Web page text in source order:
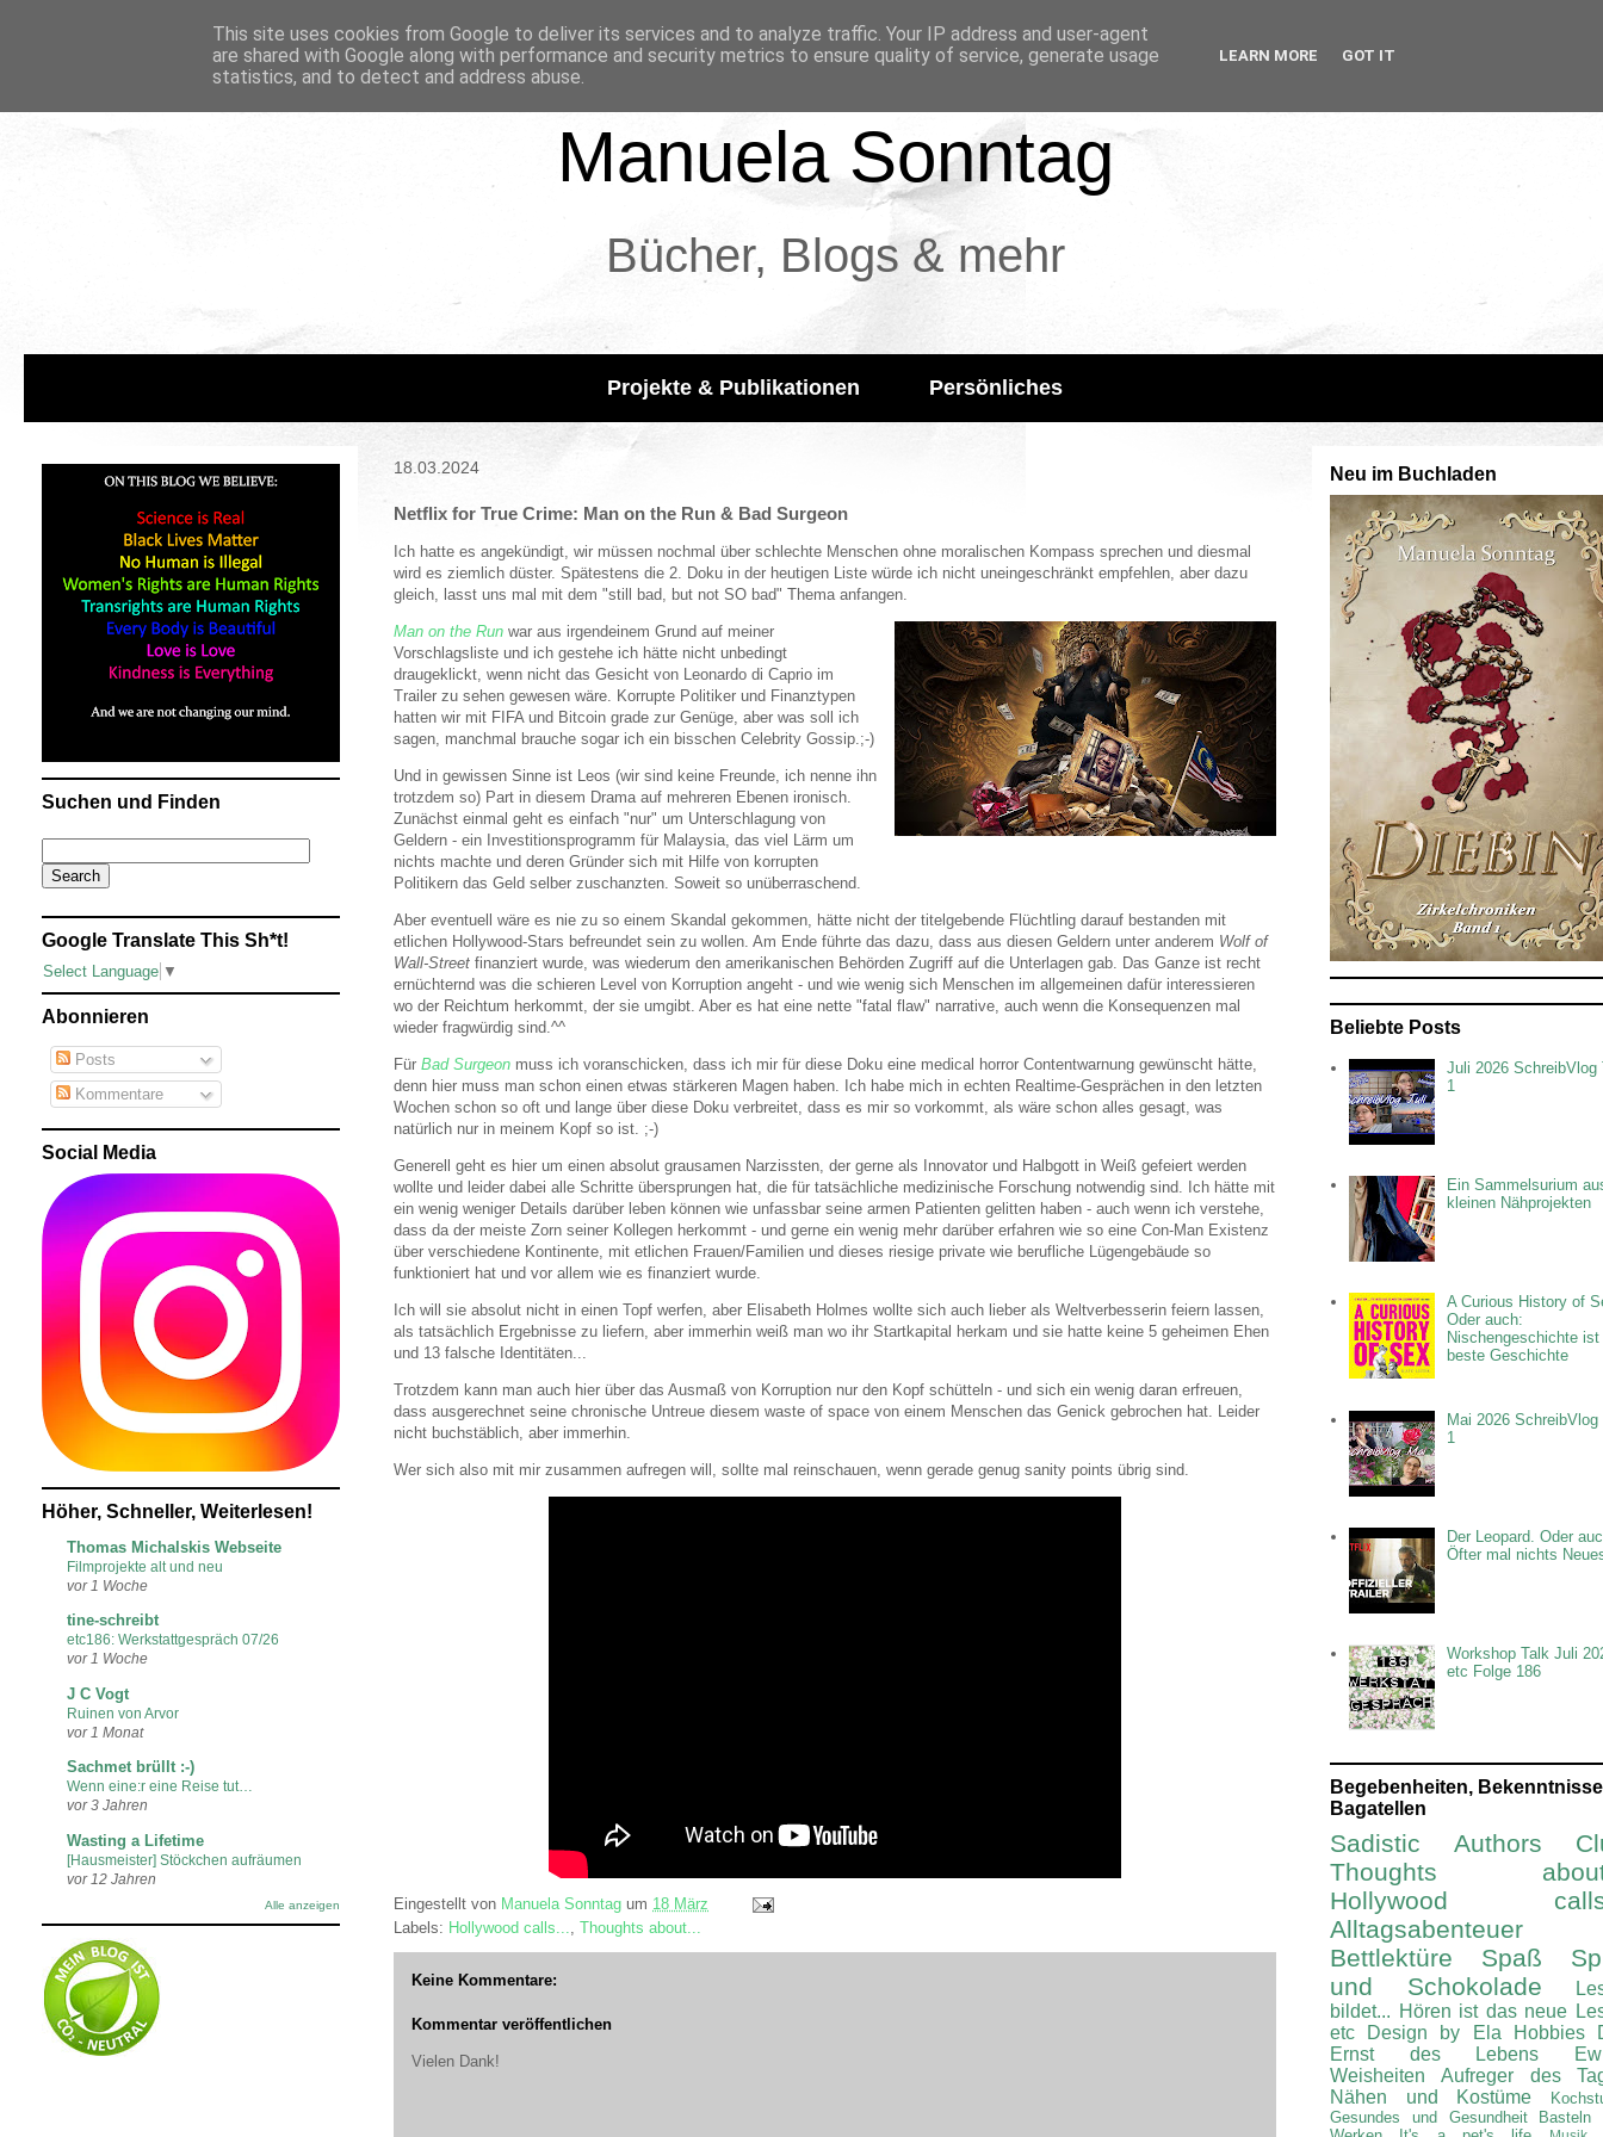
Manuela Sonntag
Bücher, Blogs & mehr
Projekte & Publikationen Persönliches
18.03.2024
Netflix for True Crime: Man on the Run & Bad Surgeon
Ich hatte es angekündigt, wir müssen nochmal über schlechte Menschen ohne moralischen Kompass sprechen und diesmal
wird es ziemlich düster. Spätestens die 2. Doku in der heutigen Liste würde ich nicht uneingeschränkt empfehlen, aber dazu
gleich, lasst uns mal mit dem "still bad, but not SO bad" Thema anfangen.
Man on the Run war aus irgendeinem Grund auf meiner
Vorschlagsliste und ich gestehe ich hätte nicht unbedingt
draugeklickt, wenn nicht das Gesicht von Leonardo di Caprio im
Trailer zu sehen gewesen wäre. Korrupte Politiker und Finanztypen
hatten wir mit FIFA und Bitcoin grade zur Genüge, aber was soll ich
sagen, manchmal brauche sogar ich ein bisschen Celebrity Gossip.;-)
Und in gewissen Sinne ist Leos (wir sind keine Freunde, ich nenne ihn
trotzdem so) Part in diesem Drama auf mehreren Ebenen ironisch.
Zunächst einmal geht es einfach "nur" um Unterschlagung von
Geldern - ein Investitionsprogramm für Malaysia, das viel Lärm um
nichts machte und deren Gründer sich mit Hilfe von korrupten
Politikern das Geld selber zuschanzten. Soweit so unüberraschend.
Aber eventuell wäre es nie zu so einem Skandal gekommen, hätte nicht der titelgebende Flüchtling darauf bestanden mit
etlichen Hollywood-Stars befreundet sein zu wollen. Am Ende führte das dazu, dass aus diesen Geldern unter anderem Wolf of
Wall-Street finanziert wurde, was wiederum den amerikanischen Behörden Zugriff auf die Unterlagen gab. Das Ganze ist recht
ernüchternd was die schieren Level von Korruption angeht - und wie wenig sich Menschen im allgemeinen dafür interessieren
wo der Reichtum herkommt, der sie umgibt. Aber es hat eine nette "fatal flaw" narrative, auch wenn die Konsequenzen mal
wieder fragwürdig sind.^^
Für Bad Surgeon muss ich voranschicken, dass ich mir für diese Doku eine medical horror Contentwarnung gewünscht hätte,
denn hier muss man schon einen etwas stärkeren Magen haben. Ich habe mich in echten Realtime-Gesprächen in den letzten
Wochen schon so oft und lange über diese Doku verbreitet, dass es mir so vorkommt, als wäre schon alles gesagt, was
natürlich nur in meinem Kopf so ist. ;-)
Generell geht es hier um einen absolut grausamen Narzissten, der gerne als Innovator und Halbgott in Weiß gefeiert werden
wollte und leider dabei alle Schritte übersprungen hat, die für tatsächliche medizinische Forschung notwendig sind. Ich hätte mit
ein wenig weniger Details darüber leben können wie unfassbar seine armen Patienten gelitten haben - auch wenn ich verstehe,
dass da der meiste Zorn seiner Kollegen herkommt - und gerne ein wenig mehr darüber erfahren wie so eine Con-Man Existenz
über verschiedene Kontinente, mit etlichen Frauen/Familien und dieses riesige private wie berufliche Lügengebäude so
funktioniert hat und vor allem wie es finanziert wurde.
Ich will sie absolut nicht in einen Topf werfen, aber Elisabeth Holmes wollte sich auch lieber als Weltverbesserin feiern lassen,
als tatsächlich Ergebnisse zu liefern, aber immerhin weiß man wo ihr Startkapital herkam und sie hatte keine 5 geheimen Ehen
und 13 falsche Identitäten...
Trotzdem kann man auch hier über das Ausmaß von Korruption nur den Kopf schütteln - und sich ein wenig daran erfreuen,
dass ausgerechnet seine chronische Untreue diesem waste of space von einem Menschen das Genick gebrochen hat. Leider
nicht buchstäblich, aber immerhin.
Wer sich also mit mir zusammen aufregen will, sollte mal reinschauen, wenn gerade genug sanity points übrig sind.
Eingestellt von Manuela Sonntag um 18 März
Labels: Hollywood calls... Thoughts about...
Keine Kommentare:
Kommentar veröffentlichen
Vielen Dank!
Suchen und Finden
Google Translate This Sh*t!
Select Language ▼
Abonnieren
Posts
Kommentare
Social Media
Höher, Schneller, Weiterlesen!
Thomas Michalskis Webseite
Filmprojekte alt und neu
vor 1 Woche
tine-schreibt
etc186: Werkstattgespräch 07/26
vor 1 Woche
J C Vogt
Ruinen von Arvor
vor 1 Monat
Sachmet brüllt :-)
Wenn eine:r eine Reise tut…
vor 3 Jahren
Wasting a Lifetime
[Hausmeister] Stöckchen aufräumen
vor 12 Jahren
Alle anzeigen
Neu im Buchladen
Beliebte Posts
Juli 2026 SchreibVlog
1
Ein Sammelsurium
kleinen Nähprojekten
A Curious History of
Oder auch:
Nischengeschichte ist
beste Geschichte
Mai 2026 SchreibVlog
1
Der Leopard. Oder
Öfter mal nichts
Workshop Talk Juli
etc Folge 186
Begebenheiten,
Bagatellen
Sadistic Authors
Thoughts
Hollywood
Alltagsabenteuer
Bettlektüre
Spaß
und Schokolade
bildet... Hören ist das neue
etc
Design by Ela Hobbies
Ernst des Lebens
Weisheiten
Aufreger des
Nähen und Kostüme
Gesundes und Gesundheit
Basteln
This site uses cookies from Google to deliver its services and to analyze traffic. Your IP address and user-agent
are shared with Google along with performance and security metrics to ensure quality of service, generate usage
statistics, and to detect and address abuse.
LEARN MORE GOT IT